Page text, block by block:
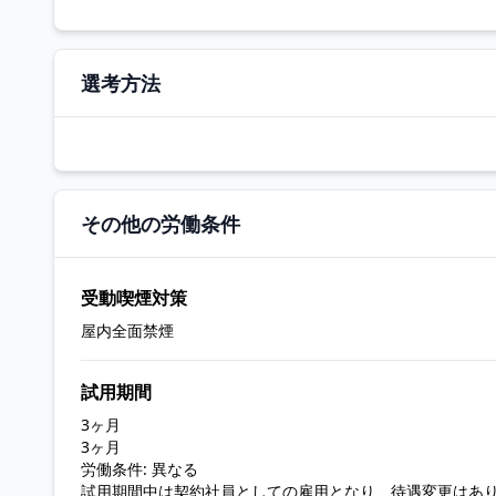
選考方法
その他の労働条件
受動喫煙対策
屋内全面禁煙
試用期間
3ヶ月
3ヶ月
労働条件: 異なる
試用期間中は契約社員としての雇用となり、待遇変更はあり